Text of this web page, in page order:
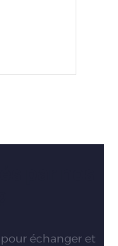
par nos
échanger et